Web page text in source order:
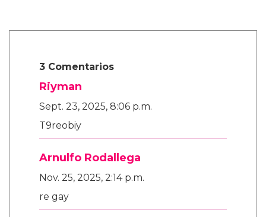
3 Comentarios
Riyman
Sept. 23, 2025, 8:06 p.m.
T9reobiy
Arnulfo Rodallega
Nov. 25, 2025, 2:14 p.m.
re gay